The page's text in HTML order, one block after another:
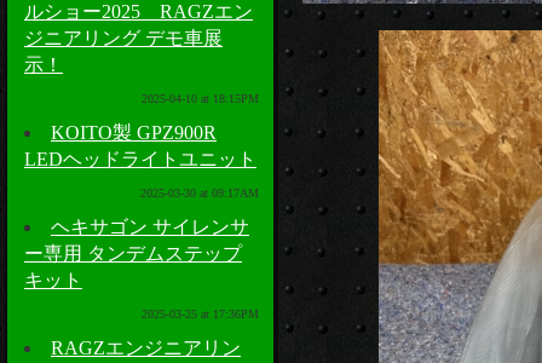
ルショー2025 RAGZエン
ジニアリング デモ車展
示！
2025-04-10 at 18:15PM
KOITO製 GPZ900R
LEDヘッドライトユニット
2025-03-30 at 09:17AM
ヘキサゴン サイレンサ
ー専用 タンデムステップ
キット
2025-03-25 at 17:36PM
RAGZエンジニアリン